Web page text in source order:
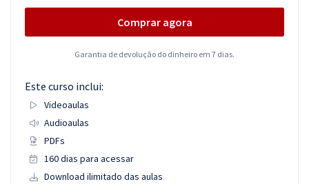
Comprar agora
Garantia de devolução do dinheiro em 7 dias.
Este curso inclui:
Videoaulas
Audioaulas
PDFs
160 dias para acessar
Download ilimitado das aulas